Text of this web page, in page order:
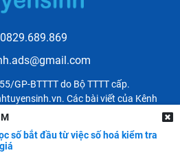
GP-BTTTT do Bộ TTTT cấp.
Các bài viết của Kênh
khảo, được tổng hợp từ các nguồn
về các đối tác. Mọi thông tin liên
trực tiếp đến các cơ quan, tổ chức
số bắt đầu từ việc số hoá kiểm tra